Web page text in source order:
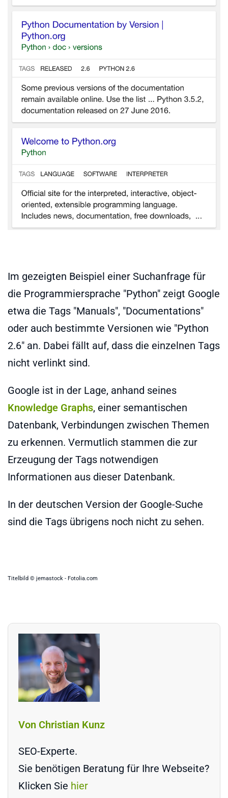
Im gezeigten Beispiel einer Suchanfrage für
die Programmiersprache "Python" zeigt Google
etwa die Tags "Manuals", "Documentations"
oder auch bestimmte Versionen wie "Python
2.6" an. Dabei fällt auf, dass die einzelnen Tags
nicht verlinkt sind.
Google ist in der Lage, anhand seines
Knowledge Graphs, einer semantischen
Datenbank, Verbindungen zwischen Themen
zu erkennen. Vermutlich stammen die zur
Erzeugung der Tags notwendigen
Informationen aus dieser Datenbank.
In der deutschen Version der Google-Suche
sind die Tags übrigens noch nicht zu sehen.
Titelbild © jemastock - Fotolia.com
Von Christian Kunz
SEO-Experte.
Sie benötigen Beratung für Ihre Webseite?
Klicken Sie hier